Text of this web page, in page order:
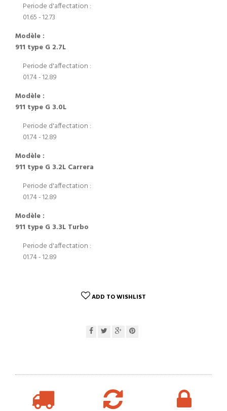
Periode d'affectation :
01.65 - 12.73
Modèle :
911 type G 2.7L
Periode d'affectation :
01.74 - 12.89
Modèle :
911 type G 3.0L
Periode d'affectation :
01.74 - 12.89
Modèle :
911 type G 3.2L Carrera
Periode d'affectation :
01.74 - 12.89
Modèle :
911 type G 3.3L Turbo
Periode d'affectation :
01.74 - 12.89
ADD TO WISHLIST